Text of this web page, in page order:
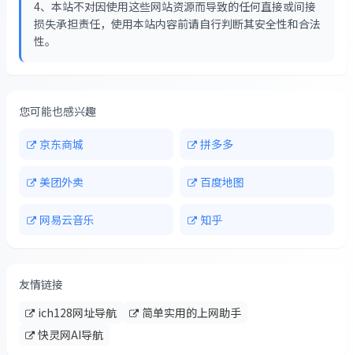
4、本站不对因使用这些网站资源而导致的任何直接或间接
损失承担责任，使用本站内容前请自行判断其安全性和合法
性。
您可能也感兴趣
京东商城 拼多多
美团外卖 百度地图
网易云音乐 知乎
友情链接
ich128网址导航
简单实用的上网助手
快灵网AI导航